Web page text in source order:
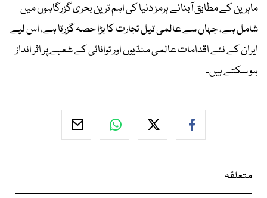
ماہرین کے مطابق آبنائے ہرمز دنیا کی اہم ترین بحری گزرگاہوں میں
شامل ہے، جہاں سے عالمی تیل تجارت کا بڑا حصہ گزرتا ہے، اس لیے
ایران کے نئے اقدامات عالمی منڈیوں اور توانائی کے شعبے پر اثر انداز
ہو سکتے ہیں۔
متعلقہ